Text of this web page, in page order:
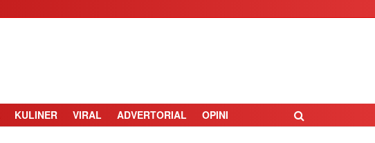
KULINER VIRAL ADVERTORIAL OPINI